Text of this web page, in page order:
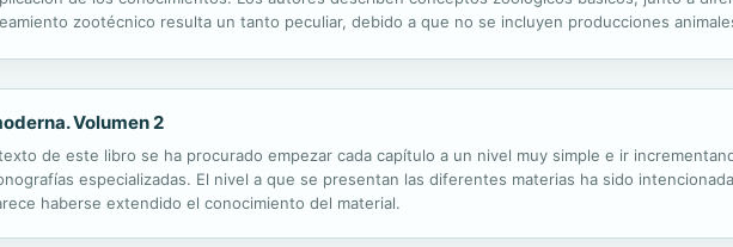
zootécnico resulta un tanto peculiar, debido a que no se incluyen producciones
Volumen 2
de este libro se ha procurado empezar cada capítulo a un nivel muy simple e ir
especializadas. El nivel a que se presentan las diferentes materias ha sido
haberse extendido el conocimiento del material.